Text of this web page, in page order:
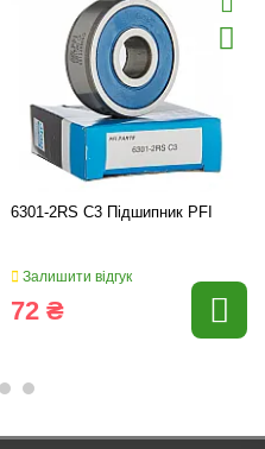
6301-2RS C3 Підшипник PFI
Залишити відгук
72 ₴